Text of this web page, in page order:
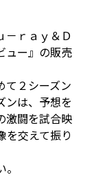
－ｒａｙ＆Ｄ
ュー』の販売
て２シーズン
ンは、予想を
激闘を試合映
を交えて振り